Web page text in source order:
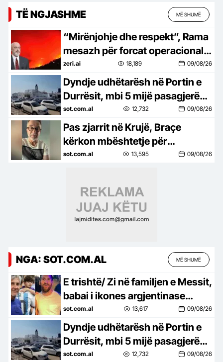
TË NGJASHME MË SHUMË
“Mirënjohje dhe respekt”, Rama
mesazh për forcat operacionale:
Mbrojtën mes flakëve jetët e
banorëve
zeri.ai 18,189 09/08/26
Dyndje udhëtarësh në Portin e
Durrësit, mbi 5 mijë pasagjerë
zbarkojnë në pak orë, në
mbrëmje priten edhe dy tragete
sot.com.al 12,732 09/08/26
Pas zjarrit në Krujë, Braçe
kërkon mbështetje për
zjarrfikësit: Meritojnë më
sot.com.al 13,595 09/08/26
NGA: SOT.COM.AL MË SHUMË
E trishtë/ Zi në familjen e Messit,
babai i ikones argjentinase
ndahet nga jeta në moshën 68-
vjeçare
sot.com.al 13,617 09/08/26
Dyndje udhëtarësh në Portin e
Durrësit, mbi 5 mijë pasagjerë
zbarkojnë në pak orë, në
sot.com.al 12,732 09/08/26